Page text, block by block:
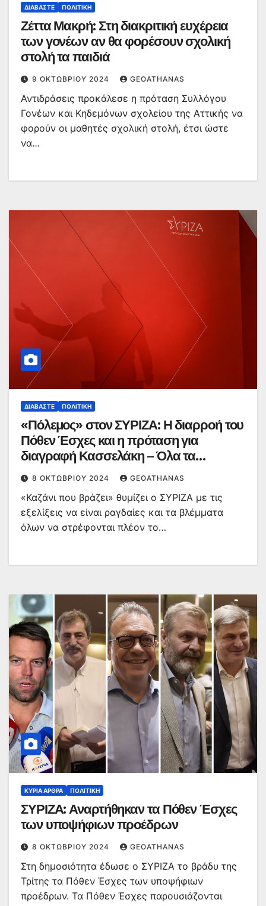
ΔΙΑΒΆΣΤΕ ΠΟΛΙΤΙΚΉ
Ζέττα Μακρή: Στη διακριτική ευχέρεια
των γονέων αν θα φορέσουν σχολική
στολή τα παιδιά
9 ΟΚΤΩΒΡΊΟΥ 2024 GEOATHANAS
Αντιδράσεις προκάλεσε η πρόταση Συλλόγου
Γονέων και Κηδεμόνων σχολείου της Αττικής να
φορούν οι μαθητές σχολική στολή, έτσι ώστε
να…
ΔΙΑΒΆΣΤΕ ΠΟΛΙΤΙΚΉ
«Πόλεμος» στον ΣΥΡΙΖΑ: Η διαρροή του
Πόθεν Έσχες και η πρόταση για
διαγραφή Κασσελάκη – Όλα τα
βλέμματα στην Κεντρική Επιτροπή
8 ΟΚΤΩΒΡΊΟΥ 2024 GEOATHANAS
«Καζάνι που βράζει» θυμίζει ο ΣΥΡΙΖΑ με τις
εξελίξεις να είναι ραγδαίες και τα βλέμματα
όλων να στρέφονται πλέον το…
ΚΥΡΙΑ ΑΡΘΡΑ ΠΟΛΙΤΙΚΉ
ΣΥΡΙΖΑ: Αναρτήθηκαν τα Πόθεν Έσχες
των υποψήφιων προέδρων
8 ΟΚΤΩΒΡΊΟΥ 2024 GEOATHANAS
Στη δημοσιότητα έδωσε ο ΣΥΡΙΖΑ το βράδυ της
Τρίτης τα Πόθεν Έσχες των υποψήφιων
προέδρων. Τα Πόθεν Έσχες παρουσιάζονται